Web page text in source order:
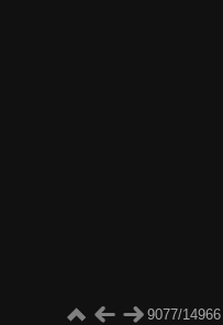
9077/14966